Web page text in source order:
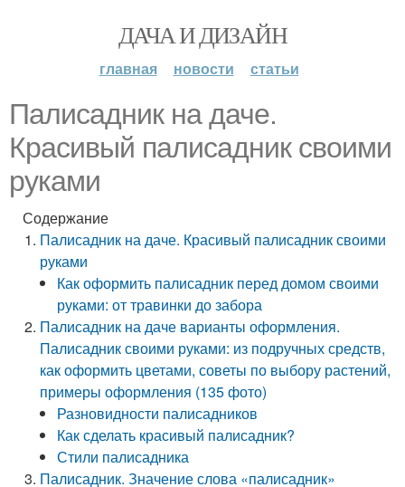
ДАЧА И ДИЗАЙН
главная новости статьи
Палисадник на даче.
Красивый палисадник своими
руками
Содержание
Палисадник на даче. Красивый палисадник своими
руками
Как оформить палисадник перед домом своими
руками: от травинки до забора
Палисадник на даче варианты оформления.
Палисадник своими руками: из подручных средств,
как оформить цветами, советы по выбору растений,
примеры оформления (135 фото)
Разновидности палисадников
Как сделать красивый палисадник?
Стили палисадника
Палисадник. Значение слова «палисадник»